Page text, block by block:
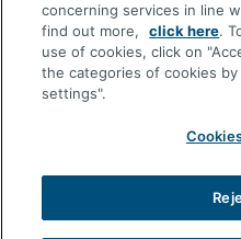
Assicurazioni è un
-
Assicurazioni Generali
concerning services in line
find out more,
click here.
use of cookies, click on
the categories of cookies by
settings".